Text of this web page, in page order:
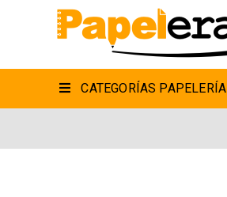
CATEGORÍAS PAPELERÍA